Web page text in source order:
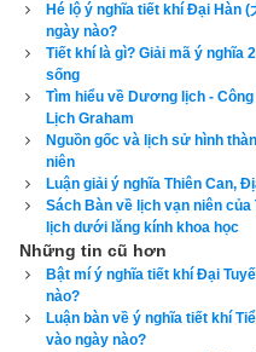
thiêng liêng, dòng nước ý
Trinh. Vậy con người cần
năm thì con người thêm
rộng, hiểu xa, nhờ đó mà
Trí. Thủy vượng thì khắc
suy đến mức Vô Khí
Tướng, Kim sinh Thủy nên
Thủy Tù. Vì vậy quẻ “Ly”
Hé lộ ý nghĩa tiết khí Đại Hàn
ngày nào?
Tiết khí là gì? Giải mã ý nghĩa
sống
Tìm hiểu về Dương lịch -
Lịch Graham
Nguồn gốc và lịch sử hình
niên
Luận giải ý nghĩa Thiên Can,
Sách Bàn về lịch vạn niên
lịch dưới lăng kính khoa học
Những tin cũ hơn
Bật mí ý nghĩa tiết khí Đại
nào?
Luận bàn về ý nghĩa tiết khí
vào ngày nào?